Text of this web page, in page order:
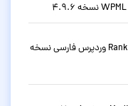
دانلود افزونه سئو حرفه ای رنک مث Rank Math Pro وردپرس فارسی نسخه